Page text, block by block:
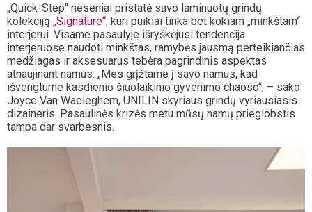
„Quick-Step“ neseniai pristatė savo laminuotų grindų
kolekciją „Signature“, kuri puikiai tinka bet kokiam „minkštam“
interjerui. Visame pasaulyje išryškėjusi tendencija
interjeruose naudoti minkštas, ramybės jausmą perteikiančias
medžiagas ir aksesuarus tebėra pagrindinis aspektas
atnaujinant namus. „Mes grįžtame į savo namus, kad
išvengtume kasdienio šiuolaikinio gyvenimo chaoso“, – sako
Joyce Van Waeleghem, UNILIN skyriaus grindų vyriausiasis
dizaineris. Pasaulinės krizės metu mūsų namų prieglobstis
tampa dar svarbesnis.